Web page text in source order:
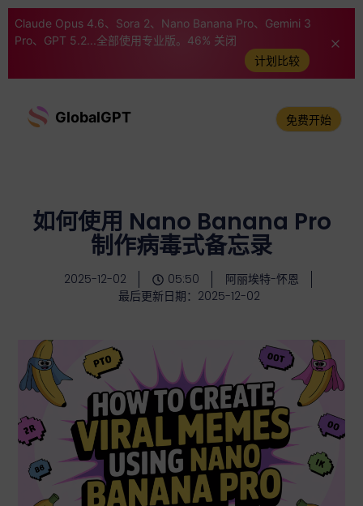
Claude Opus 4.6、Sora 2、Nano Banana Pro、Gemini 3
Pro、GPT 5.2...全部使用专业版。46% 关闭
计划比较
GlobalGPT 免费开始
如何使用 Nano Banana Pro
制作病毒式备忘录
2025-12-02 05:50
阿丽埃特-怀恩
最后更新日期：2025-12-02